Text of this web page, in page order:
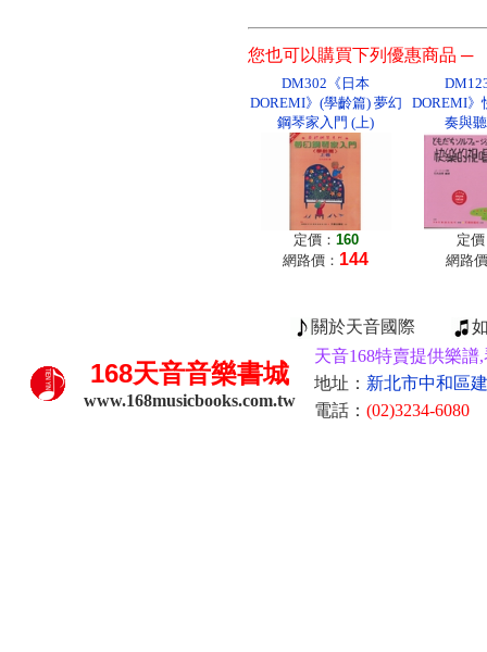
您也可以購買下列優惠商品 ─
DM302《日本
DOREMI》(學齡篇) 夢幻
鋼琴家入門 (上)
定價： 160
網路價： 144
DOREMI》
奏與
定
網路
關於天音國際
168天音音樂書城
www.168musicbooks.com.tw
天音168特賣提供樂
地址： 新北市中和區
電話： (02)3234-6080